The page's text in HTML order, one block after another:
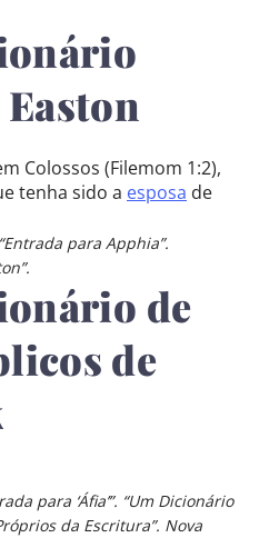
Colossos (Filemom 1:2),
tenha sido a esposa de
para Apphia”.
de
de
para ‘Áfia’”. “Um Dicionário
da Escritura”. Nova